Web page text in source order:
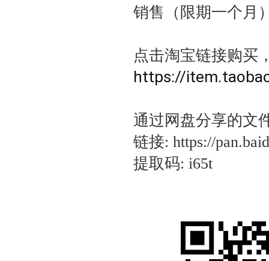
销售（限期一个月
点击淘宝链接购买
https://
通过网盘分享的文
链接: https://
提取码: i65t